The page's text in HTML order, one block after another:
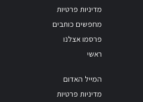
מדיניות פרטיות
מחפשים כותבים
פרסמו אצלנו
ראשי
המייל האדום
מדיניות פרטיות